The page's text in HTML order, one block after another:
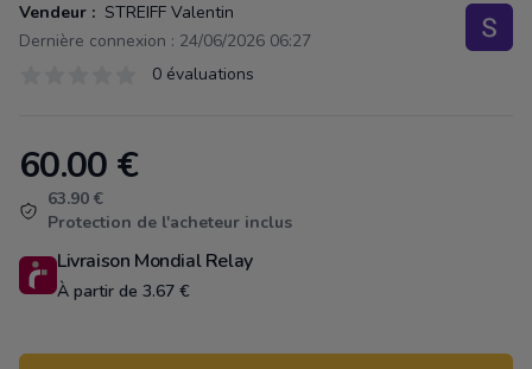
Vendeur : STREIFF Valentin
Dernière connexion : 24/06/2026 06:27
0 évaluations
Product information
60.00 €
63.90 €
Protection de l'acheteur inclus
Livraison Mondial Relay
À partir de 3.67 €